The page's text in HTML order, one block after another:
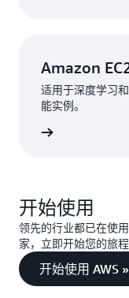
Amazon
适用于深度学习
能实例。
开始使用
领先的行业都已在使
家，立即开始您的旅程
开始使用 AWS »